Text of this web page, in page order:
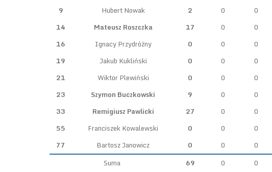
9
Hubert Nowak 2 0 0
14
Mateusz Roszczka 17 0 0
16
Ignacy Przydróżny 0 0
0
19
Jakub Kukliński 0 0 0
21
Wiktor Plewiński 0 0 0
23
Szymon Buczkowski 9 0 0
33
Remigiusz Pawlicki 27 0 0
55
Franciszek Kowalewski 0 0
0
77
Bartosz Janowicz 0 0 0
Suma
69 0 0